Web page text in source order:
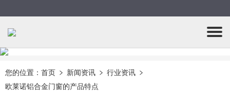
您的位置： 首页 新闻资讯
行业资讯
欧莱诺铝合金门窗的产品特点